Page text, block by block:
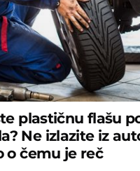
plastičnu flašu
Ne izlazite iz
o čemu je reč